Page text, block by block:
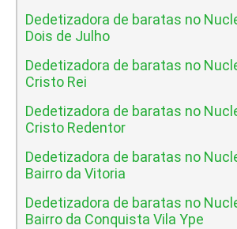
Dedetizadora de baratas no
Dois de Julho
Dedetizadora de baratas no
Cristo Rei
Dedetizadora de baratas no
Cristo Redentor
Dedetizadora de baratas no
Bairro da Vitoria
Dedetizadora de baratas no
Bairro da Conquista Vila Ype